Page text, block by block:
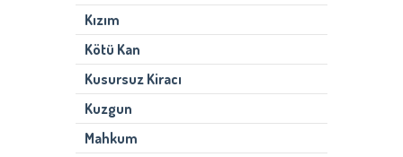
Kızım
Kötü Kan
Kusursuz Kiracı
Kuzgun
Mahkum